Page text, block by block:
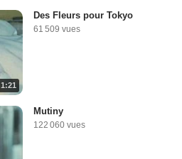
1:21
Des Fleurs pour Tokyo
61 509 vues
Mutiny
122 060 vues